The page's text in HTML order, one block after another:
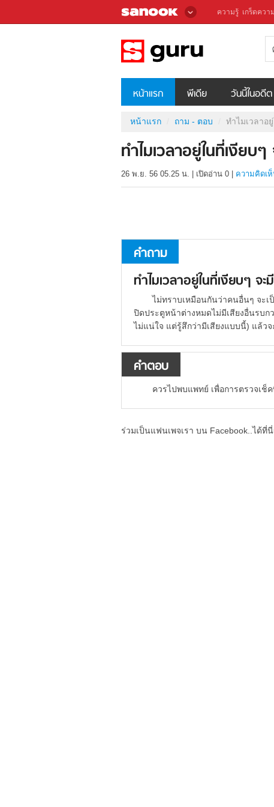
ความรู้ เกร็ดควา
หน้าแรก พีเดีย วันนี้ในอดีต
หน้าแรก ถาม - ตอบ ทำไมเวลาอ
ทำไมเวลาอยู่ในที่เงียบ
26 พ.ย. 56 05.25 น. เปิดอ่าน 0 ความคิดเ
คำถาม
ทำไมเวลาอยู่ในที่เงียบๆ จ
ไม่ทราบเหมือนกันว่าคนอื่นๆ จะเ
ปิดประตูหน้าต่างหมดไม่มีเสียงอื่นรบก
ไม่แน่ใจ แต่รู้สึกว่ามีเสียงแบบนี้) แล้ว
คำตอบ
ควรไปพบแพทย์ เพื่อการตรวจเช็
ร่วมเป็นแฟนเพจเรา บน Facebook..ได้ที่นี่